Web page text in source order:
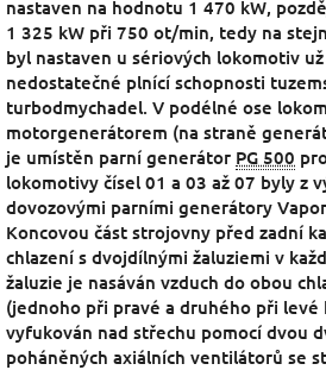
nastaven na hodnotu 1 470 kW,
1 325 kW při 750 ot/min, tedy na
byl nastaven u sériových lokomotiv
nedostatečné plnící schopnosti
turbodmychadel. V podélné ose
motorgenerátorem (na straně
je umístěn parní generátor PG 500
lokomotivy čísel 01 a 03 až 07 byly z
dovozovými parními generátory
Koncovou část strojovny před zadní
chlazení s dvojdílnými žaluziemi v
žaluzie je nasáván vzduch do obou
(jednoho při pravé a druhého při levé
vyfukován nad střechu pomocí dvou
poháněných axiálních ventilátorů se